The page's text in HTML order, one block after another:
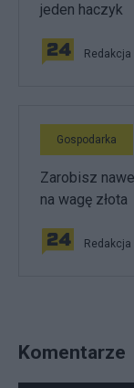
jeden haczyk
Redakcja
Gospodarka
Zarobisz
na wagę złota
Redakcja
Komentarze